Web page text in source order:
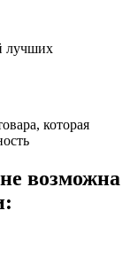
лучших
которая
возможна